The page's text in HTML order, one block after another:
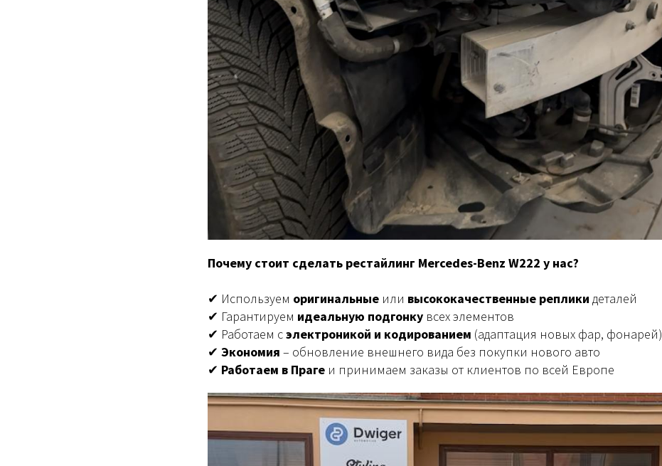
Почему стоит сделать рестайлинг Mercedes-Benz W222 у нас?
✔ Используем оригинальные или высококачественные реплики деталей
✔ Гарантируем идеальную подгонку всех элементов
✔ Работаем сэлектроникой и кодированием (адаптация новых фар, фонарей)
✔ Экономия – обновление внешнего вида без покупки нового авто
✔ Работаем в Праге и принимаем заказы от клиентов по всей Европе